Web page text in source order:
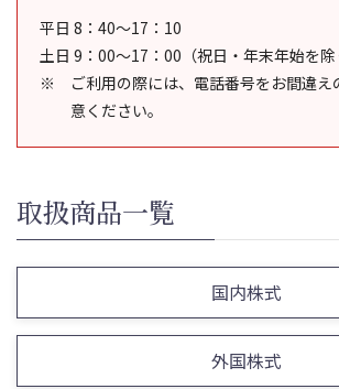
平日 8：40～17：10
土日 9：00～17：00（祝日・年末年始を除
ご利用の際には、電話番号をお間違え
意ください。
取扱商品一覧
国内株式
外国株式